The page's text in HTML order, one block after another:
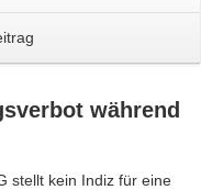
während
stellt kein Indiz für eine